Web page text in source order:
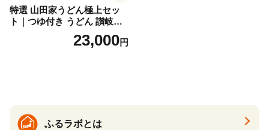
特選 山田家うどん極上セッ
ト｜つゆ付き うどん 讃岐う
どん さぬきうどん 生麵 うど
んセット カレーうどん 生う
23,000円
ふるラボとは